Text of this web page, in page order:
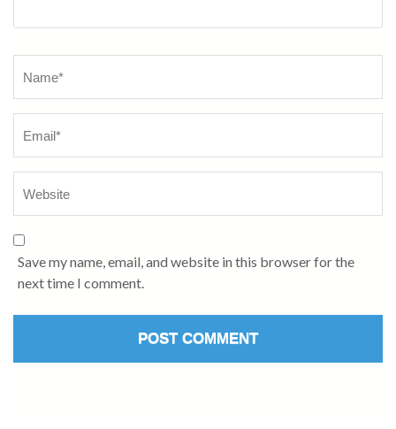
Save my name, email, and website in this browser for the
next time I comment.